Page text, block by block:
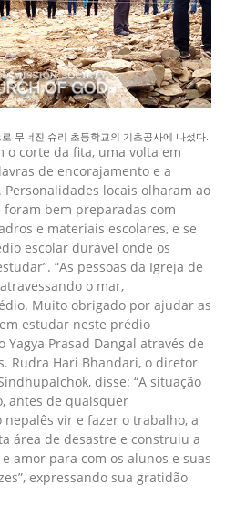
무너진 슈리 초등학교의 기초공사에 나섰다.
o corte da fita, uma volta em
de encorajamento e a
locais olharam ao
bem preparadas com
e materiais escolares, e se
escolar durável onde os
“As pessoas da Igreja de
o mar,
Muito obrigado por ajudar as
estudar neste prédio
Yagya Prasad Dangal através de
Rudra Hari Bhandari, o diretor
disse: “A situação
antes de quaisquer
vir e fazer o trabalho, a
área de desastre e construiu a
amor para com os alunos e suas
expressando sua gratidão